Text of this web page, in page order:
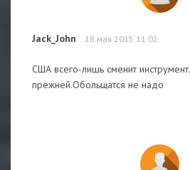
Jack_John 18 мая 2015 11:02
США всего-лишь сменит
прежней.Обольщатся не надо